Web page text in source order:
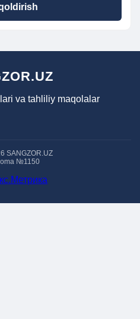
va tahliliy maqolalar
SANGZOR.UZ
№1150